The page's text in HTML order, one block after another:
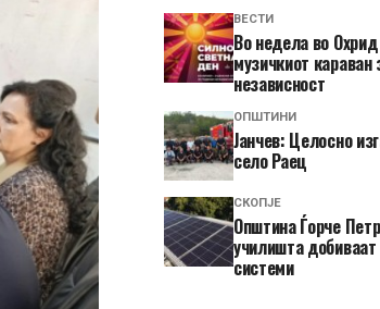
ВЕСТИ
Во недела во
музичкиот караван
независност
ОПШТИНИ
Јанчев: Целосно
село Раец
СКОПЈЕ
Општина Ѓорче
училишта
системи